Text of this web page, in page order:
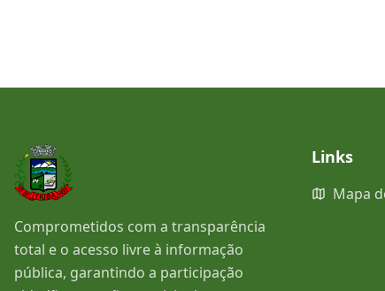
Comprometidos com a transparência
total e o acesso livre à informação
pública, garantindo a participação
Links
Mapa